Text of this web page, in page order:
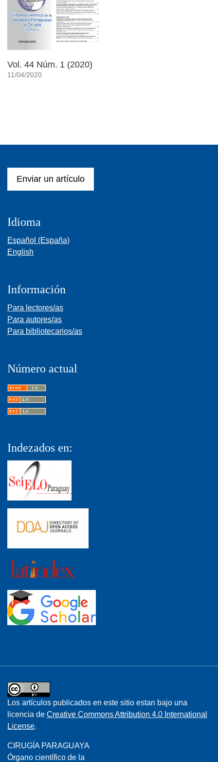
Vol. 44 Núm. 1 (2020)
11/04/2020
Enviar un artículo
Idioma
Español (España)
English
Información
Para lectores/as
Para autores/as
Para bibliotecarios/as
Número actual
Indezados en:
Los artículos publicados en este sitio estan bajo una
licencia de Creative Commons Attribution 4.0 International
License.
CIRUGÍA PARAGUAYA
Órgano científico de la